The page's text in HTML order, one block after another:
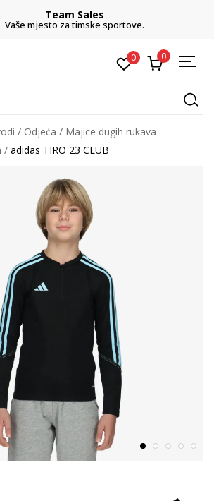
Team Sales
mjesto za timske sportove.
0 0
Odjeća
Majice dugih rukava
adidas TIRO 23 CLUB